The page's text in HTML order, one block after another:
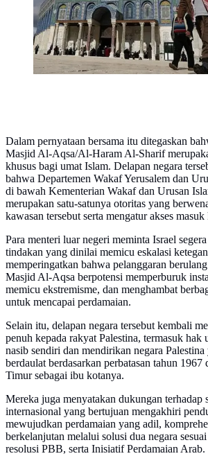
Dalam pernyataan bersama itu ditegaskan
Masjid Al-Aqsa/Al-Haram Al-Sharif
khusus bagi umat Islam. Delapan negara
bahwa Departemen Wakaf Yerusalem dan
di bawah Kementerian Wakaf dan Urusan
merupakan satu-satunya otoritas yang
kawasan tersebut serta mengatur akses
Para menteri luar negeri meminta Israel
tindakan yang dinilai memicu eskalasi
memperingatkan bahwa pelanggaran
Masjid Al-Aqsa berpotensi memperburuk
memicu ekstremisme, dan menghambat
untuk mencapai perdamaian.
Selain itu, delapan negara tersebut kembali
penuh kepada rakyat Palestina, termasuk hak
nasib sendiri dan mendirikan negara Palestina
berdaulat berdasarkan perbatasan tahun 1967
Timur sebagai ibu kotanya.
Mereka juga menyatakan dukungan terhadap
internasional yang bertujuan mengakhiri
mewujudkan perdamaian yang adil,
berkelanjutan melalui solusi dua negara
resolusi PBB, serta Inisiatif Perdamaian Arab.